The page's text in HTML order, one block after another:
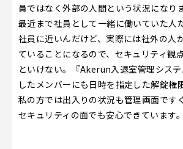
員ではなく外部の人間という状況になりま
最近まで社員として一緒に働いていた人
社員に近いんだけど、実際には社外の人
ていることになるので、セキュリティ観
といけない。『Akerun入退室管理シス
したメンバーにも日時を指定した解錠権
私の方では出入りの状況も管理画面です
セキュリティの面でも安心できています。